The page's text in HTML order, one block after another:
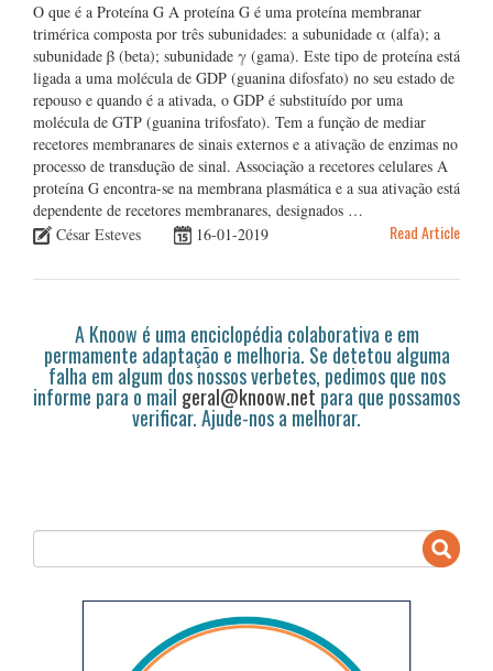
O que é a Proteína G A proteína G é uma proteína membranar
trimérica composta por três subunidades: a subunidade α (alfa); a
subunidade β (beta); subunidade γ (gama). Este tipo de proteína está
ligada a uma molécula de GDP (guanina difosfato) no seu estado de
repouso e quando é a ativada, o GDP é substituído por uma
molécula de GTP (guanina trifosfato). Tem a função de mediar
recetores membranares de sinais externos e a ativação de enzimas no
processo de transdução de sinal. Associação a recetores celulares A
proteína G encontra-se na membrana plasmática e a sua ativação está
dependente de recetores membranares, designados …
César Esteves
16-01-2019 Read Article
A Knoow é uma enciclopédia colaborativa e em
permamente adaptação e melhoria. Se detetou alguma
falha em algum dos nossos verbetes, pedimos que nos
informe para o mail geral@knoow.netpara que possamos
verificar. Ajude-nos a melhorar.